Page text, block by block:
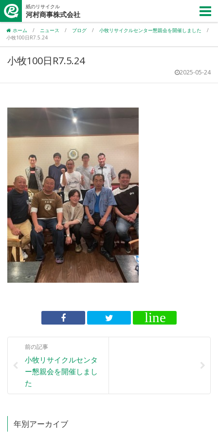
紙のリサイクル
河村商事株式会社
ホーム / ニュース / ブログ / 小牧リサイクルセンター懇親会を開催しました
/
小牧100日R7.5.24
小牧100日R7.5.24
2025-05-24
前の記事
小牧リサイクルセンタ
ー懇親会を開催しまし
た
年別アーカイブ